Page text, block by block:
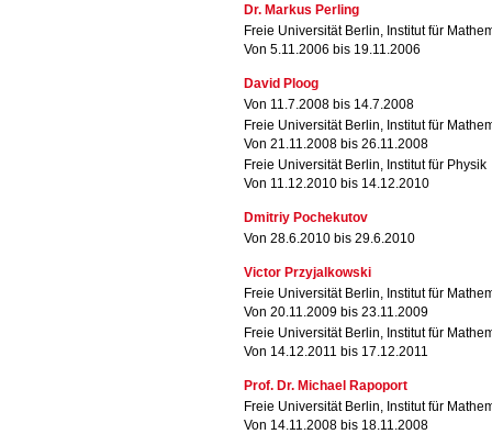
Dr. Markus Perling
Freie Universität Berlin, Institut für
Von 5.11.2006 bis 19.11.2006
David Ploog
Von 11.7.2008 bis 14.7.2008
Freie Universität Berlin, Institut für
Von 21.11.2008 bis 26.11.2008
Freie Universität Berlin, Institut für Physik
Von 11.12.2010 bis 14.12.2010
Dmitriy Pochekutov
Von 28.6.2010 bis 29.6.2010
Victor Przyjalkowski
Freie Universität Berlin, Institut für
Von 20.11.2009 bis 23.11.2009
Freie Universität Berlin, Institut für
Von 14.12.2011 bis 17.12.2011
Prof. Dr. Michael Rapoport
Freie Universität Berlin, Institut für
Von 14.11.2008 bis 18.11.2008